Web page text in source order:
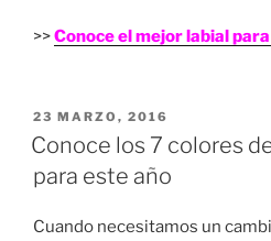
>>Conoce el mejor labial
PUBLICADO
EN
23 MARZO, 2016
Conoce los 7 colores
para este año
Cuando necesitamos un